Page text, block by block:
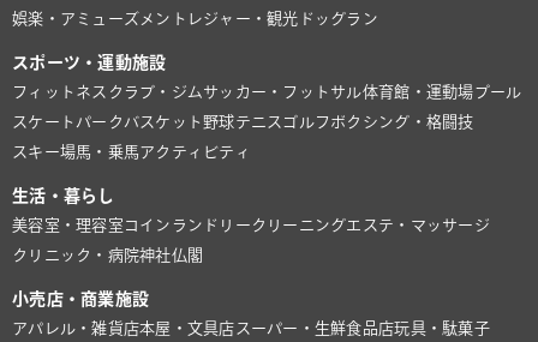
娯楽・アミューズメント レジャー・観光 ドッグラン
スポーツ・運動施設
フィットネスクラブ・ジム サッカー・フットサル体育館・運動場プール
スケートパーク バスケット 野球テニス ゴルフ ボクシング・格闘技
スキー場馬・乗馬アクティビティ
生活・暮らし
美容室・理容室 コインランドリー クリーニングエステ・マッサージ
クリニック・病院神社仏閣
小売店・商業施設
アパレル・雑貨店本屋・文具店 スーパー・生鮮食品店玩具・駄菓子